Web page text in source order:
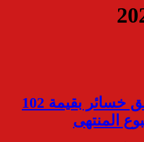
البورصة المصرية تحقق خسائر بقيمة 102
المنتهى